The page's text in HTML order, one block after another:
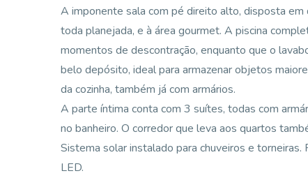
A imponente sala com pé direito alto, disposta
toda planejada, e à área gourmet. A piscina
momentos de descontração, enquanto que o
belo depósito, ideal para armazenar objetos
da cozinha, também já com armários.
A parte íntima conta com 3 suítes, todas com
no banheiro. O corredor que leva aos quartos
Sistema solar instalado para chuveiros e
LED.